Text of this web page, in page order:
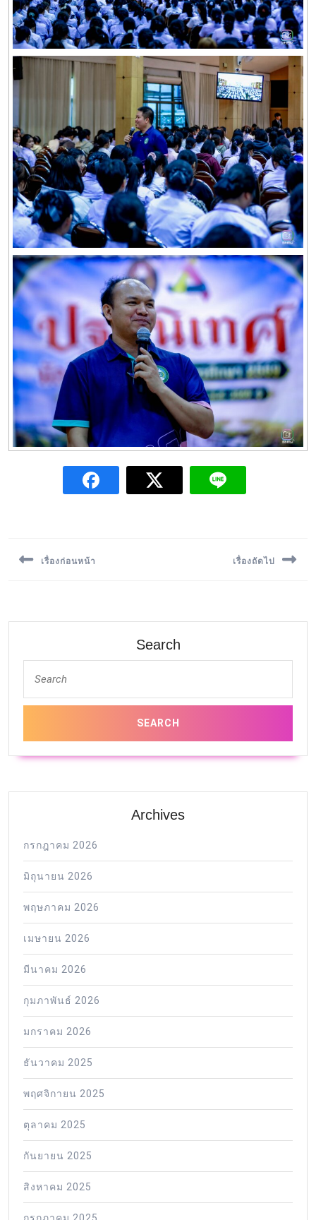
เรื่องก่อนหน้า เรื่องถัดไป
Search
Archives
กรกฎาคม 2026
มิถุนายน 2026
พฤษภาคม 2026
เมษายน 2026
มีนาคม 2026
กุมภาพันธ์ 2026
มกราคม 2026
ธันวาคม 2025
พฤศจิกายน 2025
ตุลาคม 2025
กันยายน 2025
สิงหาคม 2025